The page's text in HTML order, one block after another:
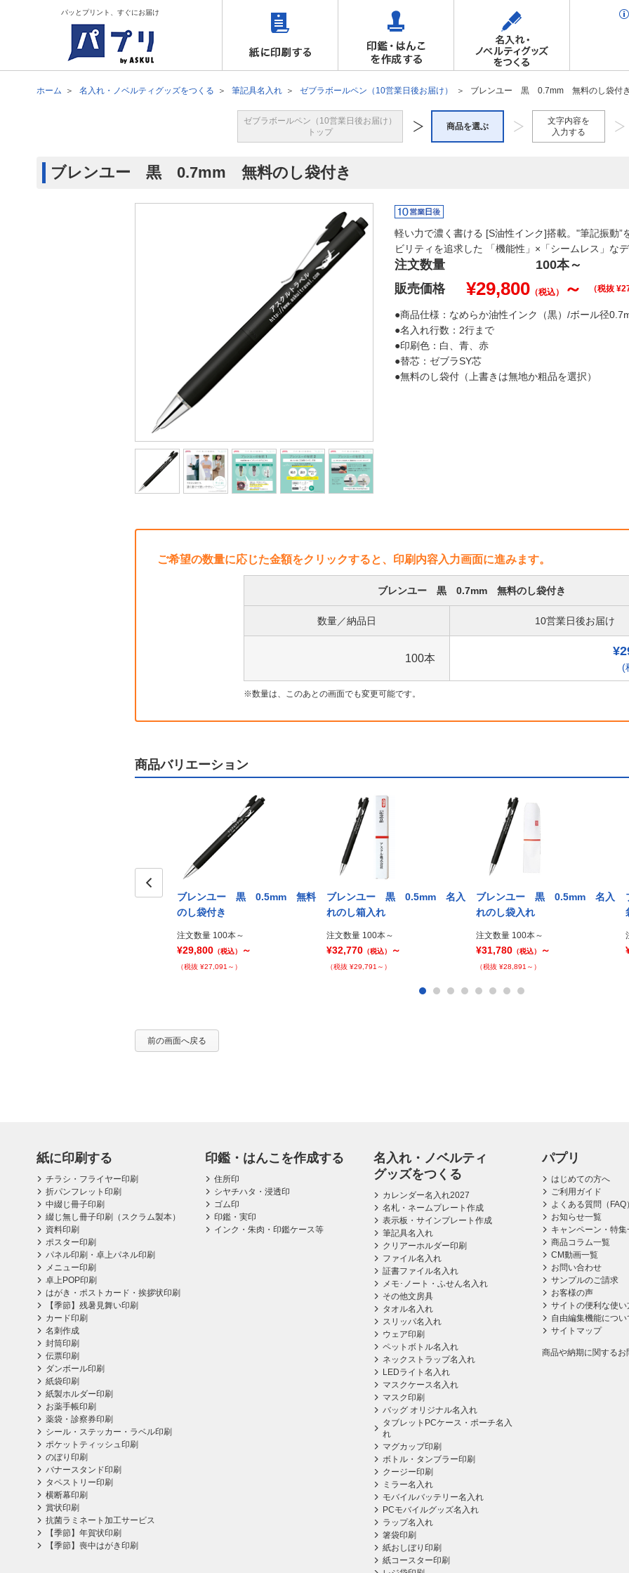
パッとプリント、すぐにお届け
ホーム 名入れ・ノベルティグッズをつくる 筆記具名入れ ゼブラボールペン（10営業日後お届け） ブレンユー 黒 0.7mm 無料のし袋付き
ゼブラボールペン（10営業日後お届け）
トップ
商品を選ぶ
文字内容を
入力する
ブレンユー 黒 0.7mm 無料のし袋付き
軽い力で濃く書ける [S油性インク]搭載。"筆記振動
ビリティを追求した 「機能性」×「シームレス」なデ
注文数量 100本～
販売価格
¥29,800 （税込） ～ （税抜 ¥
●商品仕様：なめらか油性インク（黒）/ボール径
●名入れ行数：2行まで
●印刷色：白、青、赤
●替芯：ゼブラSY芯
●無料のし袋付（上書きは無地か粗品を選択）
ご希望の数量に応じた金額をクリックすると、印刷内容入力画面に進みます。
ブレンユー 黒 0.7mm 無料のし袋付き
数量／納品日 10営業日後お届け
100本
(
数量は、このあとの画面でも変更可能です。
商品バリエーション
ブレンユー 白 0.7mm PP
ブレンユー 黒 0.5mm 無料
のし袋付き
注文数量 100本～
¥29,800 （税込） ～
（税抜 ¥27,091～）
ブレンユー 黒 0.5mm 名入
れのし箱入れ
注文数量 100本～
¥32,770 （税込） ～
（税抜 ¥29,791～）
ブレンユー 黒 0.5mm 名入
れのし袋入れ
注文数量 100本～
¥31,780 （税込） ～
（税抜 ¥28,891～）
前の画面へ戻る
紙に印刷する
チラシ・フライヤー印刷
折パンフレット印刷
中綴じ冊子印刷
綴じ無し冊子印刷（スクラム製本）
資料印刷
ポスター印刷
パネル印刷・卓上パネル印刷
メニュー印刷
卓上POP印刷
はがき・ポストカード・挨拶状印刷
【季節】残暑見舞い印刷
カード印刷
名刺作成
封筒印刷
伝票印刷
ダンボール印刷
紙袋印刷
紙製ホルダー印刷
お薬手帳印刷
薬袋・診察券印刷
シール・ステッカー・ラベル印刷
ポケットティッシュ印刷
のぼり印刷
バナースタンド印刷
タペストリー印刷
横断幕印刷
賞状印刷
抗菌ラミネート加工サービス
【季節】年賀状印刷
【季節】喪中はがき印刷
印鑑・はんこを作成する
住所印
シヤチハタ・浸透印
ゴム印
印鑑・実印
インク・朱肉・印鑑ケース等
名入れ・ノベルティ
グッズをつくる
カレンダー名入れ2027
名札・ネームプレート作成
表示板・サインプレート作成
筆記具名入れ
クリアーホルダー印刷
ファイル名入れ
証書ファイル名入れ
メモ･ノート・ふせん名入れ
その他文房具
タオル名入れ
スリッパ名入れ
ウェア印刷
ペットボトル名入れ
ネックストラップ名入れ
LEDライト名入れ
マスクケース名入れ
マスク印刷
バッグ オリジナル名入れ
タブレットPCケース・ポーチ名入
れ
マグカップ印刷
ボトル・タンブラー印刷
クージー印刷
ミラー名入れ
モバイルバッテリー名入れ
PCモバイルグッズ名入れ
ラップ名入れ
箸袋印刷
紙おしぼり印刷
紙コースター印刷
パプリ
はじめての方へ
ご利用ガイド
よくある質問（FAQ
お知らせ一覧
キャンペーン・特集
商品コラム一覧
CM動画一覧
お問い合わせ
サンプルのご請求
お客様の声
サイトの便利な使い
自由編集機能につい
サイトマップ
商品や納期に関するお